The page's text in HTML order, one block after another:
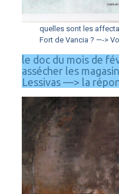
quelles sont les
Fort de Vancia ? —->
le doc du mois de
assécher les
Lessivas —> la